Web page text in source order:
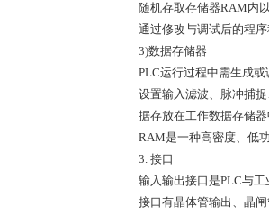
随机存取存储器RAM内
通过修改与调试后的程
3)数据存储器
PLC运行过程中需生成
设置输入滤波、脉冲捕
据存放在工作数据存储
RAM是一种高密度、低
3. 接口
输入输出接口是PLC与
接口有晶体管输出、晶